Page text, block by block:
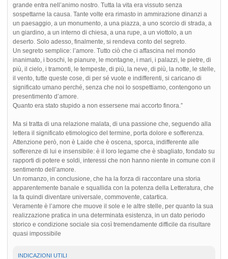
grande entra nell’animo nostro. Tutta la vita era vissuto senza
sospettarne la causa. Tante volte era rimasto in ammirazione dinanzi a
un paesaggio, a un monumento, a una piazza, a uno scorcio di strada, a
un giardino, a un interno di chiesa, a una rupe, a un viottolo, a un
deserto. Solo adesso, finalmente, si rendeva conto del segreto.
Un segreto semplice: l’amore. Tutto ciò che ci affascina nel mondo
inanimato, i boschi, le pianure, le montagne, i mari, i palazzi, le pietre, di
più, il cielo, i tramonti, le tempeste, di più, la neve, di più, la notte, le stelle,
il vento, tutte queste cose, di per sé vuote e indifferenti, si caricano di
significato umano perché, senza che noi lo sospettiamo, contengono un
presentimento d’amore.
Quanto era stato stupido a non essersene mai accorto finora.”
Ma si tratta di una relazione malata, di una passione che, seguendo alla
lettera il significato etimologico del termine, porta dolore e sofferenza.
Attenzione però, non è Laide che è oscena, sporca, indifferente alle
sofferenze di lui e insensibile: è il loro legame che è sbagliato, fondato su
rapporti di potere e soldi, interessi che non hanno niente in comune con il
sentimento dell’amore.
Un romanzo, in conclusione, che ha la forza di raccontare una storia
apparentemente banale e squallida con la potenza della Letteratura, che
la fa quindi diventare universale, commovente, catartica.
Veramente è l’amore che muove il sole e le altre stelle, per quanto la sua
realizzazione pratica in una determinata esistenza, in un dato periodo
storico e condizione sociale sia così tremendamente difficile da risultare
quasi impossibile
INDICAZIONI UTILI